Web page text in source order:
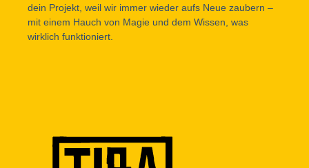
dein Projekt, weil wir immer wieder aufs Neue zaubern –
mit einem Hauch von Magie und dem Wissen, was
wirklich funktioniert.